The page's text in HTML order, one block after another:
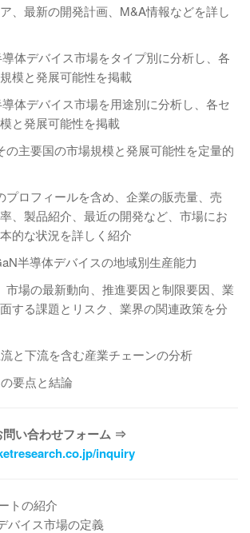
、最新の開発計画、M&A情報などを詳し
体デバイス市場をタイプ別に分析し、各
模と発展可能性を掲載
体デバイス市場を用途別に分析し、各セ
と発展可能性を掲載
の主要国の市場規模と発展可能性を定量的
プロフィールを含め、企業の販売量、売
、製品紹介、最近の開発など、市場にお
的な状況を詳しく紹介
半導体デバイスの地域別生産能力
市場の最新動向、推進要因と制限要因、業
する課題とリスク、業界の関連政策を分
と下流を含む産業チェーンの分析
要点と結論
い合わせフォーム ⇒
inquiry
トの紹介
バイス市場の定義